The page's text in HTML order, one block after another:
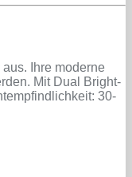
Ihre moderne
Mit Dual Bright-
30-